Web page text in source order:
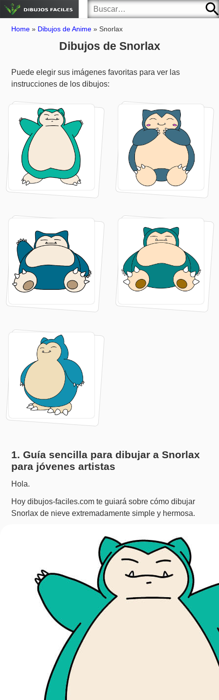
Home » Dibujos de Anime »Snorlax
Dibujos de Snorlax
Puede elegir sus imágenes favoritas para ver las
instrucciones de los dibujos:
1. Guía sencilla para dibujar a Snorlax
para jóvenes artistas
Hola.
Hoy dibujos-faciles.com te guiará sobre cómo dibujar
Snorlax de nieve extremadamente simple y hermosa.